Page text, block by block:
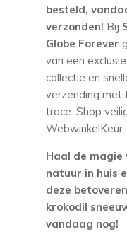
besteld,
verzonden! Bij
Globe Forever
van een
collectie en
verzending met
trace. Shop
Haal de magie
natuur in huis
deze
krokodil
vandaag nog!